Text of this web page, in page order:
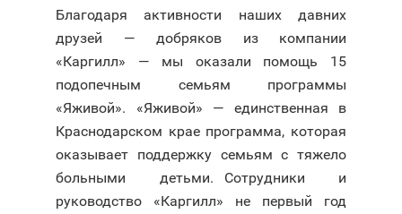
Благодаря активности наших давних
друзей — добряков из компании
«Каргилл» — мы оказали помощь 15
подопечным семьям программы
«Яживой».⠀«Яживой» — единственная в
Краснодарском крае программа, которая
оказывает поддержку семьям с тяжело
больными детьми.⠀Сотрудники и
руководство «Каргилл» не первый год